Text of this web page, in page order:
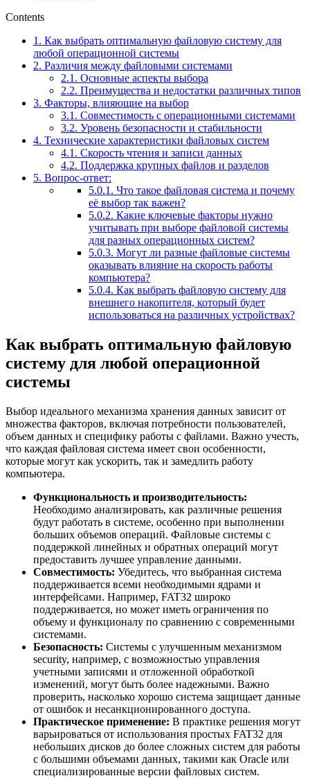
Contents
1. Как выбрать оптимальную файловую систему для
любой операционной системы
2. Различия между файловыми системами
2.1. Основные аспекты выбора
2.2. Преимущества и недостатки различных типов
3. Факторы, влияющие на выбор
3.1. Совместимость с операционными системами
3.2. Уровень безопасности и стабильности
4. Технические характеристики файловых систем
4.1. Скорость чтения и записи данных
4.2. Поддержка крупных файлов и разделов
5. Вопрос-ответ:
5.0.1. Что такое файловая система и почему
её выбор так важен?
5.0.2. Какие ключевые факторы нужно
учитывать при выборе файловой системы
для разных операционных систем?
5.0.3. Могут ли разные файловые системы
оказывать влияние на скорость работы
компьютера?
5.0.4. Как выбрать файловую систему для
внешнего накопителя, который будет
использоваться на различных устройствах?
Как выбрать оптимальную файловую
систему для любой операционной
системы
Выбор идеального механизма хранения данных зависит от
множества факторов, включая потребности пользователей,
объем данных и специфику работы с файлами. Важно учесть,
что каждая файловая система имеет свои особенности,
которые могут как ускорить, так и замедлить работу
компьютера.
Функциональность и производительность:
Необходимо анализировать, как различные решения
будут работать в системе, особенно при выполнении
больших объемов операций. Файловые системы с
поддержкой линейных и обратных операций могут
предоставить лучшее управление данными.
Совместимость: Убедитесь, что выбранная система
поддерживается всеми необходимыми ядрами и
интерфейсами. Например, FAT32 широко
поддерживается, но может иметь ограничения по
объему и функционалу по сравнению с современными
системами.
Безопасность: Системы с улучшенным механизмом
security, например, с возможностью управления
учетными записями и отложенной обработкой
изменений, могут быть более надежными. Важно
проверить, насколько хорошо система защищает данные
от ошибок и несанкционированного доступа.
Практическое применение: В практике решения могут
варьироваться от использования простых FAT32 для
небольших дисков до более сложных систем для работы
с большими объемами данных, такими как Oracle или
специализированные версии файловых систем.